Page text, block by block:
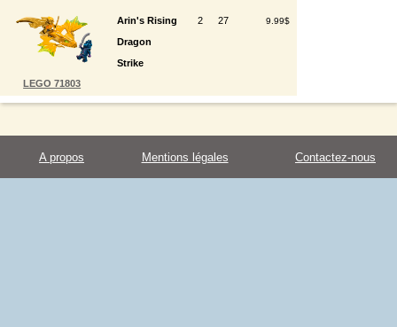
LEGO 71803
Arin's Rising
Dragon
Strike
2 27 9.99$
A propos Mentions légales Contactez-nous